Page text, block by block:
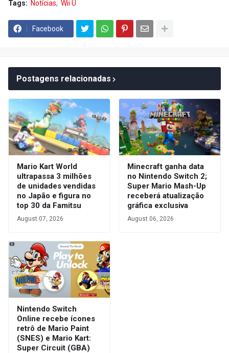
Tags: Notícias Wii U
Facebook
Postagens relacionadas
Mario Kart World
ultrapassa 3 milhões
de unidades vendidas
no Japão e figura no
top 30 da Famitsu
August 07, 2026
Minecraft ganha data
no Nintendo Switch 2;
Super Mario Mash-Up
receberá atualização
gráfica exclusiva
August 06, 2026
Nintendo Switch
Online recebe ícones
retrô de Mario Paint
(SNES) e Mario Kart:
Super Circuit (GBA)